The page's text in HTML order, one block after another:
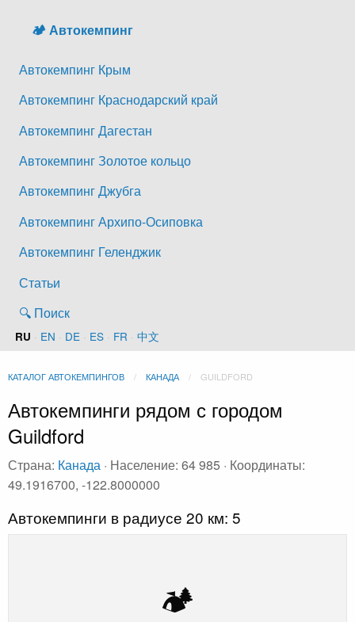
🏕️ Автокемпинг
Автокемпинг Крым
Автокемпинг Краснодарский край
Автокемпинг Дагестан
Автокемпинг Золотое кольцо
Автокемпинг Джубга
Автокемпинг Архипо-Осиповка
Автокемпинг Геленджик
Статьи
🔍 Поиск
RU · EN · DE · ES · FR · 中文
КАТАЛОГ АВТОКЕМПИНГОВ КАНАДА GUILDFORD
Автокемпинги рядом с городом
Guildford
Страна: Канада · Население: 64 985 · Координаты:
49.1916700, -122.8000000
Автокемпинги в радиусе 20 км: 5
🏕️